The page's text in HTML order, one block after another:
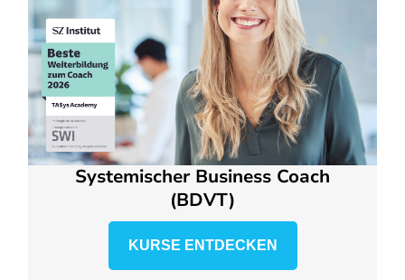
Systemischer Business Coach
(BDVT)
KURSE ENTDECKEN